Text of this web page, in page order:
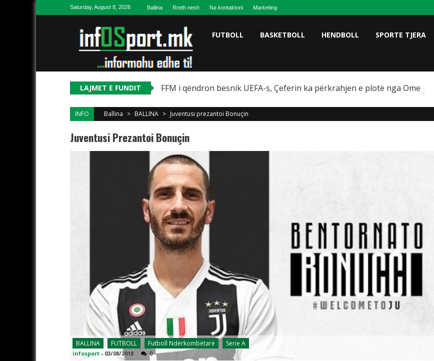
Skip to contentSaturday, August 8, 2026 Ballina Rreth nesh Na kontaktoni Marketing
FUTBOLL BASKETBOLL HENDBOLL SPORTE TJERA
LAJMET E FUNDIT FFM i qëndron besnik UEFA-s, Çeferin ka përkrahjen e plotë nga Omeragiç
INFO Ballina > BALLINA > Juventusi prezantoi Bonuçin
Juventusi Prezantoi Bonuçin
BALLINA FUTBOLL Futboll Ndërkombëtarë Serie A
infosport - 03/08/2018 0